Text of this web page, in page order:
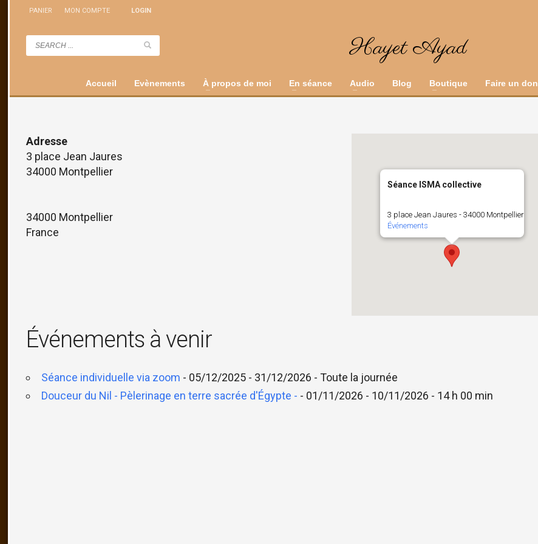
PANIER MON COMPTE LOGIN
Hayet Ayad
Accueil Evènements À propos de moi En séance Audio Blog Boutique Faire un don
Séance ISMA collective
3 place Jean Jaures - 34000 Montpellier
Événements
Adresse
3 place Jean Jaures
34000 Montpellier
34000 Montpellier
France
Événements à venir
Séance individuelle via zoom - 05/12/2025 - 31/12/2026 - Toute la journée
Douceur du Nil - Pèlerinage en terre sacrée d'Égypte - - 01/11/2026 - 10/11/2026 - 14 h 00 min